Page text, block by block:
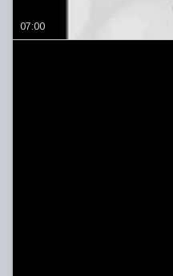
07:00